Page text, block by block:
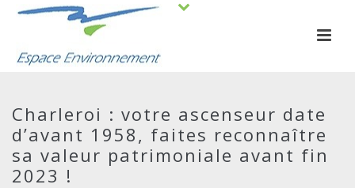
Charleroi : votre ascenseur date
d’avant 1958, faites reconnaître
sa valeur patrimoniale avant fin
2023 !